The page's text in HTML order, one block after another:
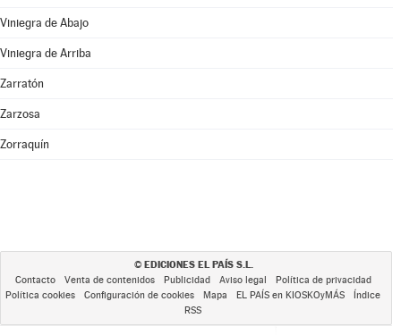
Viniegra de Abajo
Viniegra de Arriba
Zarratón
Zarzosa
Zorraquín
© EDICIONES EL PAÍS S.L.
Contacto Venta de contenidos Publicidad Aviso legal
Política de privacidad
Política cookies
Configuración de cookies Mapa EL PAÍS en KIOSKOyMÁS
Índice
RSS